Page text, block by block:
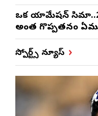
ఒక యానిమేషన్
అంత గొప్పతనం
స్పోర్ట్స్ న్యూస్